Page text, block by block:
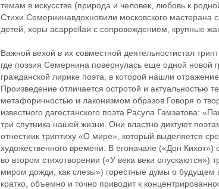
темам в искусстве (природа и человек, любовь к
Стихи Семернинавдохновили московского мастерана
детей, хоры acappellaи с сопровождением, крупные
Важной вехой в их совместной деятельностистал
где поэзия Семернина повернулась еще одной новой
гражданской лирике поэта, в которой нашли
Произведение отличается остротой и
метафоричностью и лаконизмом образов.Говоря о
известного дагестанского поэта Расула Гамзатова:
три спутника нашей жизни. Они властно диктуют
отнестиик триптиху «О мире», который выделяется
художественного времени. В егоначале («Дон
во втором стихотворении («У века веки
миром дожди, как слезы») ‬горестные думы о будущем
кратко, объемно и точно приводит к